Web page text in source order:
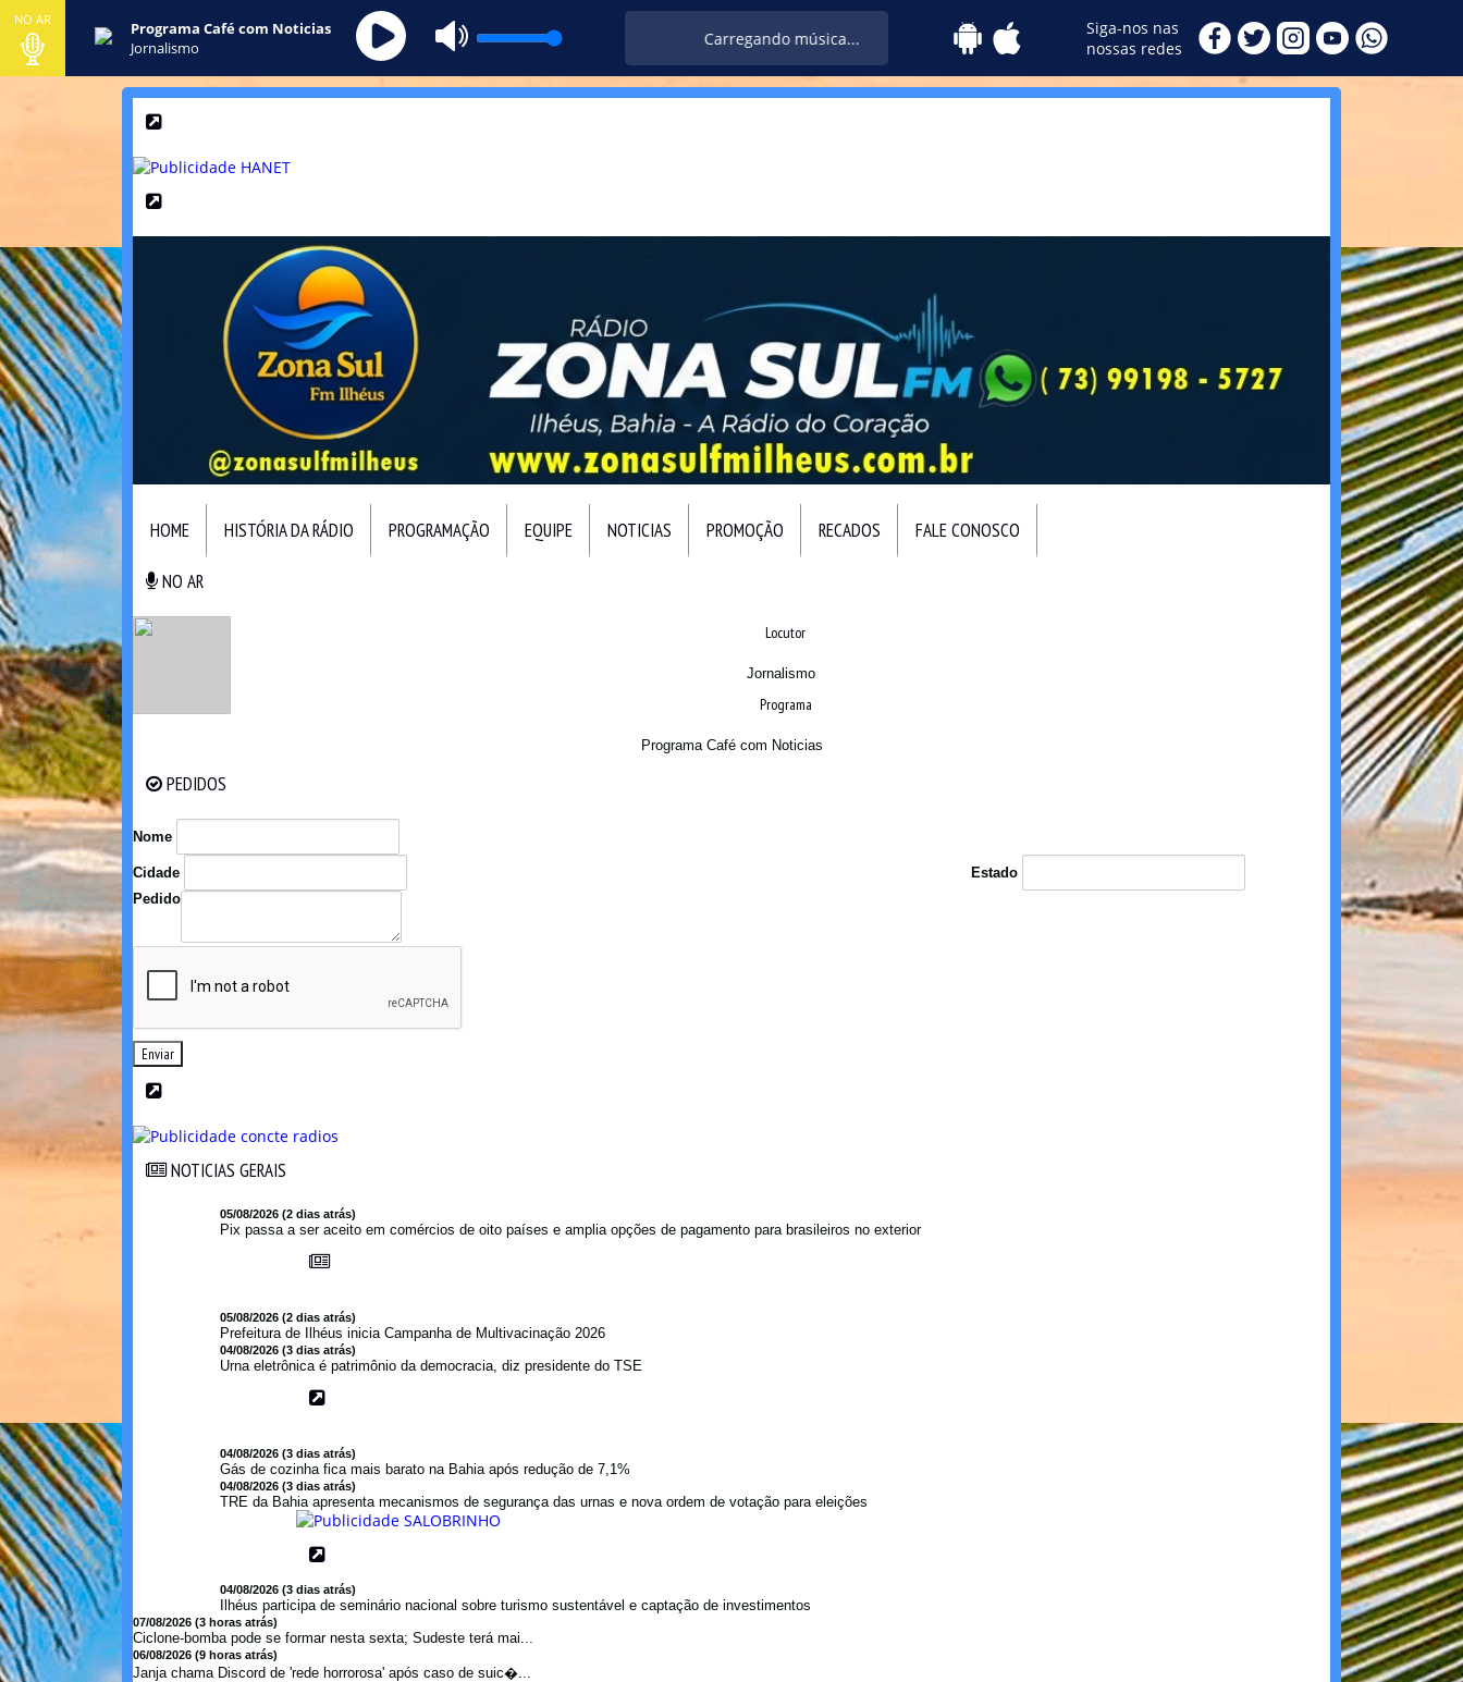
NO AR
Programa Café com Noticias
Jornalismo
Carregando música...
Siga-nos nas
nossas redes
HOME HISTÓRIA DA RÁDIO PROGRAMAÇÃO EQUIPE NOTICIAS PROMOÇÃO RECADOS FALE CONOSCO
NO AR
Locutor
Jornalismo
Programa
Programa Café com Noticias
PEDIDOS
Nome
Cidade
Estado
Pedido
Enviar
NOTICIAS GERAIS
05/08/2026 (2 dias atrás)
Pix passa a ser aceito em comércios de oito países e amplia opções de pagamento para brasileiros no exterior
05/08/2026 (2 dias atrás)
Prefeitura de Ilhéus inicia Campanha de Multivacinação 2026
04/08/2026 (3 dias atrás)
Urna eletrônica é patrimônio da democracia, diz presidente do TSE
04/08/2026 (3 dias atrás)
Gás de cozinha fica mais barato na Bahia após redução de 7,1%
04/08/2026 (3 dias atrás)
TRE da Bahia apresenta mecanismos de segurança das urnas e nova ordem de votação para eleições
04/08/2026 (3 dias atrás)
Ilhéus participa de seminário nacional sobre turismo sustentável e captação de investimentos
07/08/2026 (3 horas atrás)
Ciclone-bomba pode se formar nesta sexta; Sudeste terá mai...
06/08/2026 (9 horas atrás)
Janja chama Discord de 'rede horrorosa' após caso de suic�...